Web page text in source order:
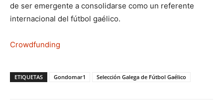
de ser emergente a consolidarse como un referente
internacional del fútbol gaélico.
Crowdfunding
ETIQUETAS Gondomar1 Selección Galega de Fútbol Gaélico